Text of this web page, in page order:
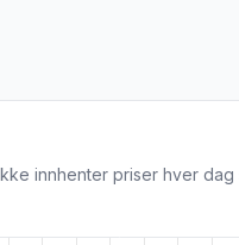
innhenter priser hver dag